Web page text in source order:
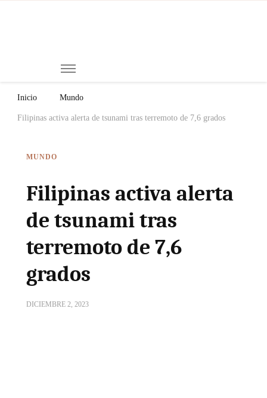
Inicio Mundo
Filipinas activa alerta de tsunami tras terremoto de 7,6 grados
MUNDO
Filipinas activa alerta
de tsunami tras
terremoto de 7,6
grados
DICIEMBRE 2, 2023